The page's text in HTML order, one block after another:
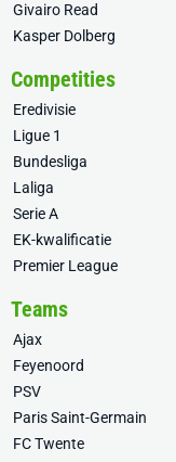
Givairo Read
Kasper Dolberg
Competities
Eredivisie
Ligue 1
Bundesliga
Laliga
Serie A
EK-kwalificatie
Premier League
Teams
Ajax
Feyenoord
PSV
Paris Saint-Germain
FC Twente